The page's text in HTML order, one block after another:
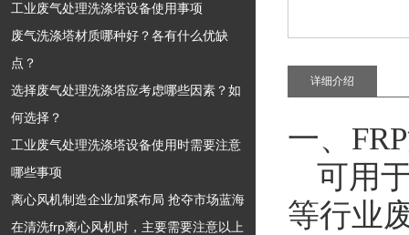
工业废气处理洗涤塔设备使用事项
废气洗涤塔材质哪种好？各有什么优缺
点？
选择废气处理洗涤塔应考虑哪些因素？如
何选择？
工业废气处理洗涤塔设备使用时需要注意
哪些事项
离心风机制造企业加紧布局 抢夺市场蓝海
在清洗frp离心风机时，主要需要注意以上
详细介绍
一、 FRP
可用
等行业